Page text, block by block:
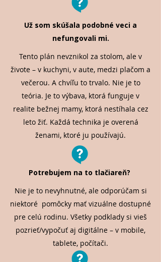
Už som skúšala podobné veci a
nefungovali mi.
Tento plán nevznikol za stolom, ale v
živote – v kuchyni, v aute, medzi plačom a
večerou. A chvíľu to trvalo. Nie je to
teória. Je to výbava, ktorá funguje v
realite bežnej mamy, ktorá nestíhala cez
leto žiť. Každá technika je overená
ženami, ktoré ju používajú.
Potrebujem na to tlačiareň?
Nie je to nevyhnutné, ale odporúčam si
niektoré pomôcky mať vizuálne dostupné
pre celú rodinu. Všetky podklady si vieš
pozrieť/vypočuť aj digitálne – v mobile,
tablete, počítači.